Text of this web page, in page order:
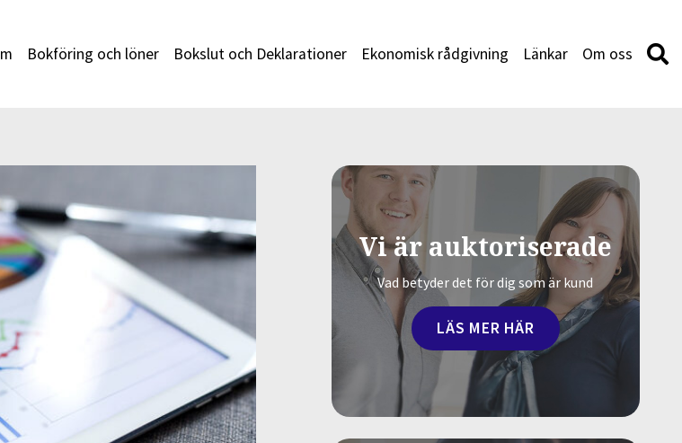
Bokföring och löner Bokslut och Deklarationer Ekonomisk rådgivning Länkar Om oss
Vi är auktoriserade
Vad betyder det för dig som är kund
LÄS MER HÄR